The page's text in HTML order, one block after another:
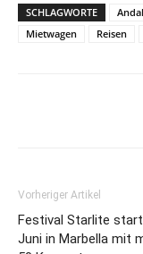
SCHLAGWORTE
Mietwagen
Reisen
Vorheriger Artikel
Festival Starlite
Juni in Marbella mit